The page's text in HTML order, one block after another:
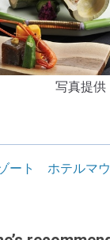
写真提供
ート ホテルマ